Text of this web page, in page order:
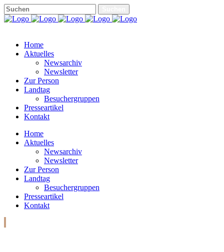
Home
Aktuelles
Newsarchiv
Newsletter
Zur Person
Landtag
Besuchergruppen
Presseartikel
Kontakt
Home
Aktuelles
Newsarchiv
Newsletter
Zur Person
Landtag
Besuchergruppen
Presseartikel
Kontakt